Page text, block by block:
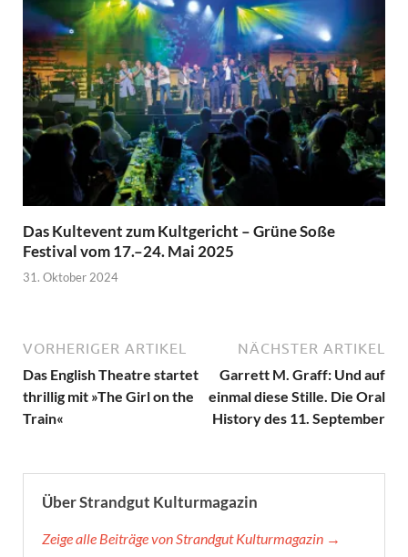
Das Kultevent zum Kultgericht – Grüne Soße
Festival vom 17.–24. Mai 2025
31. Oktober 2024
VORHERIGER ARTIKEL
Das English Theatre startet
thrillig mit »The Girl on the
Train«
NÄCHSTER ARTIKEL
Garrett M. Graff: Und auf
einmal diese Stille. Die Oral
History des 11. September
Über Strandgut Kulturmagazin
Zeige alle Beiträge von Strandgut Kulturmagazin →